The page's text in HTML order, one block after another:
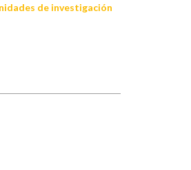
de investigación